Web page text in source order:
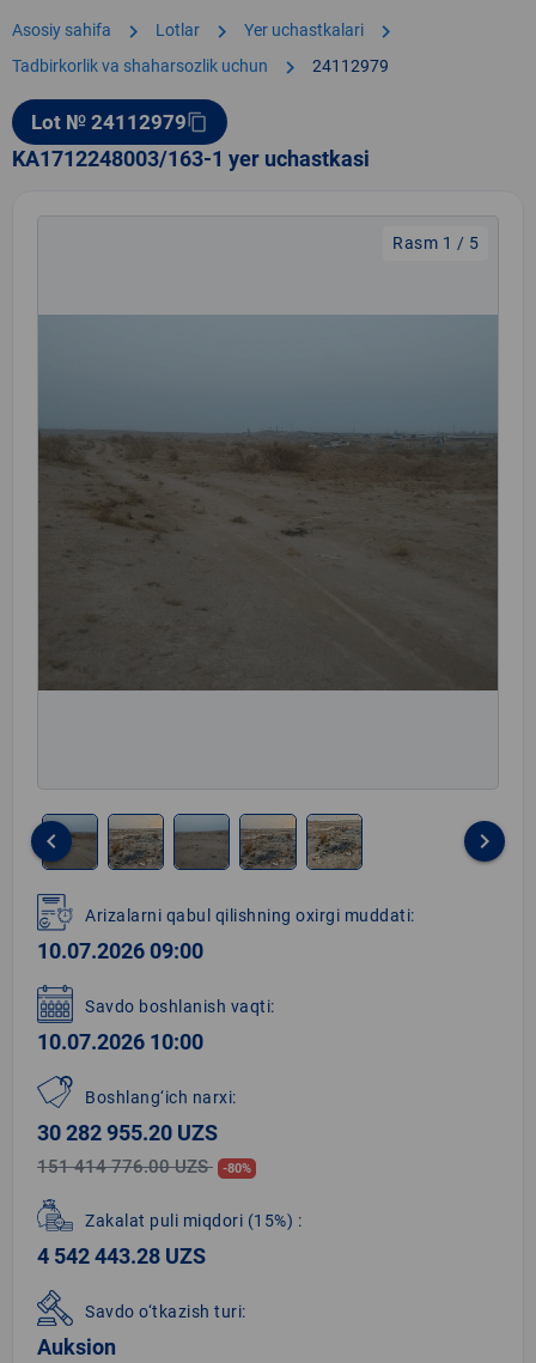
Asosiy sahifa chevron_right Lotlar chevron_right Yer uchastkalari chevron_right
Tadbirkorlik va shaharsozlik uchun chevron_right 24112979
Lot № 24112979content_copy
KA1712248003/163-1 yer uchastkasi
Rasm 1 / 5
1
of
5
keyboard_arrow_left keyboard_arrow_right
Arizalarni qabul qilishning oxirgi muddati:
10.07.2026 09:00
Savdo boshlanish vaqti:
10.07.2026 10:00
Boshlang‘ich narxi:
30 282 955.20 UZS
151 414 776.00 UZS -80%
Zakalat puli miqdori (15%) :
4 542 443.28 UZS
Savdo o‘tkazish turi:
Auksion